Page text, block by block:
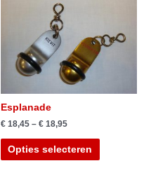
Esplanade
€ 18,45 – € 18,95
Opties selecteren